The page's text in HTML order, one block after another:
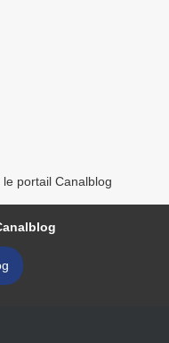
portail Canalblog